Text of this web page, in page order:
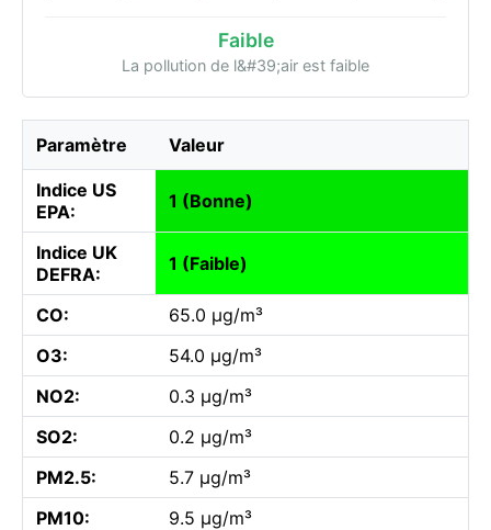
Faible
La pollution de l&#39;air est faible
Paramètre Valeur
Indice US
EPA:
1 (Bonne)
Indice UK
DEFRA:
1 (Faible)
CO:
65.0 µg/m³
O3:
54.0 µg/m³
NO2:
0.3 µg/m³
SO2:
0.2 µg/m³
PM2.5:
5.7 µg/m³
PM10:
9.5 µg/m³